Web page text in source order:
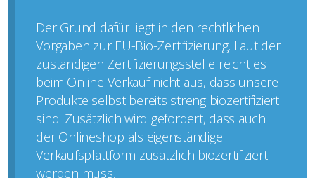
Der Grund dafür liegt in den rechtlichen
Vorgaben zur EU-Bio-Zertifizierung. Laut der
zuständigen Zertifizierungsstelle reicht es
beim Online-Verkauf nicht aus, dass unsere
Produkte selbst bereits streng biozertifiziert
sind. Zusätzlich wird gefordert, dass auch
der Onlineshop als eigenständige
Verkaufsplattform zusätzlich biozertifiziert
werden muss.